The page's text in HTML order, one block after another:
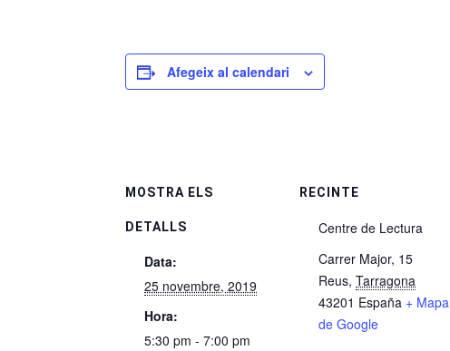
Afegeix al calendari
MOSTRA ELS
DETALLS
Data:
25 novembre, 2019
Hora:
5:30 pm - 7:00 pm
RECINTE
Centre de Lectura
Carrer Major, 15
Reus, Tarragona
43201 España + Mapa
de Google